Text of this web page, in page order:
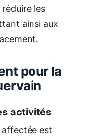
réduire les
ainsi aux
pour la
activités
affectée est